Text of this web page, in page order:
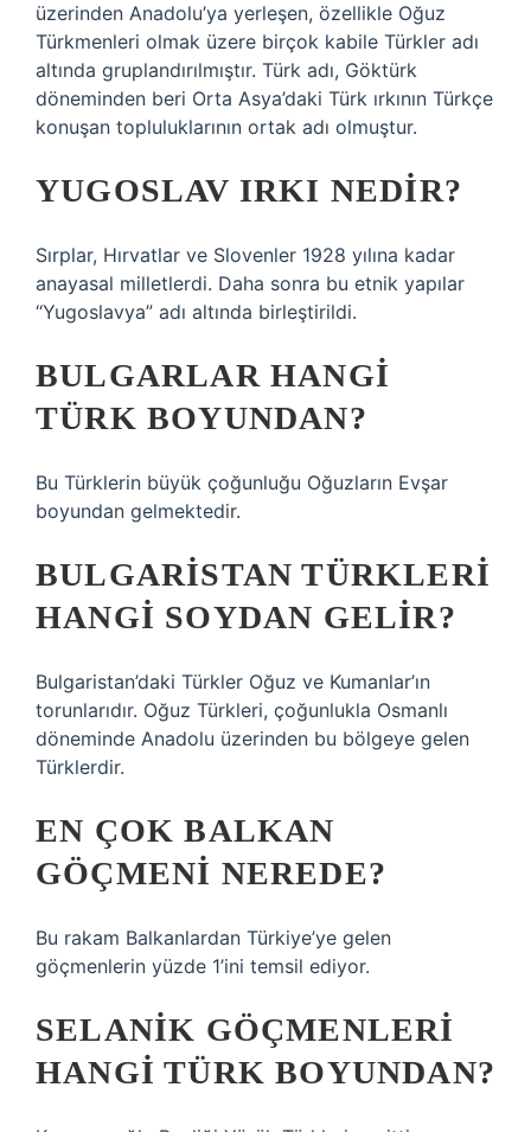
üzerinden Anadolu’ya yerleşen, özellikle Oğuz
Türkmenleri olmak üzere birçok kabile Türkler adı
altında gruplandırılmıştır. Türk adı, Göktürk
döneminden beri Orta Asya’daki Türk ırkının Türkçe
konuşan topluluklarının ortak adı olmuştur.
YUGOSLAV IRKI NEDIR?
Sırplar, Hırvatlar ve Slovenler 1928 yılına kadar
anayasal milletlerdi. Daha sonra bu etnik yapılar
“Yugoslavya” adı altında birleştirildi.
BULGARLAR HANGI
TÜRK BOYUNDAN?
Bu Türklerin büyük çoğunluğu Oğuzların Evşar
boyundan gelmektedir.
BULGARISTAN TÜRKLERI
HANGI SOYDAN GELIR?
Bulgaristan’daki Türkler Oğuz ve Kumanlar’ın
torunlarıdır. Oğuz Türkleri, çoğunlukla Osmanlı
döneminde Anadolu üzerinden bu bölgeye gelen
Türklerdir.
EN ÇOK BALKAN
GÖÇMENI NEREDE?
Bu rakam Balkanlardan Türkiye’ye gelen
göçmenlerin yüzde 1’ini temsil ediyor.
SELANIK GÖÇMENLERI
HANGI TÜRK BOYUNDAN?